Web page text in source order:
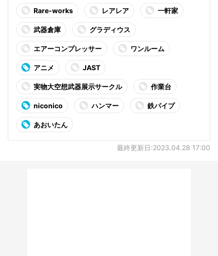
Rare-works レアレア 一軒家
武器倉庫 グラディウス
エアーコンプレッサー ワンルーム
アニメ JAST
実物大空想武器展示サークル 作業台
niconico ハンマー 鉄パイプ
あおいたん
最終更新日:2023.04.28 17:00